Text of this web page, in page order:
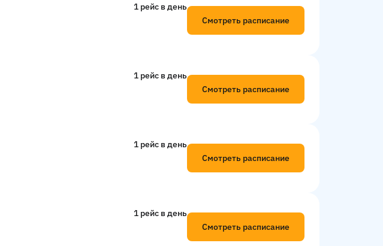
1 рейс в день
Смотреть расписание
1 рейс в день
Смотреть расписание
1 рейс в день
Смотреть расписание
1 рейс в день
Смотреть расписание